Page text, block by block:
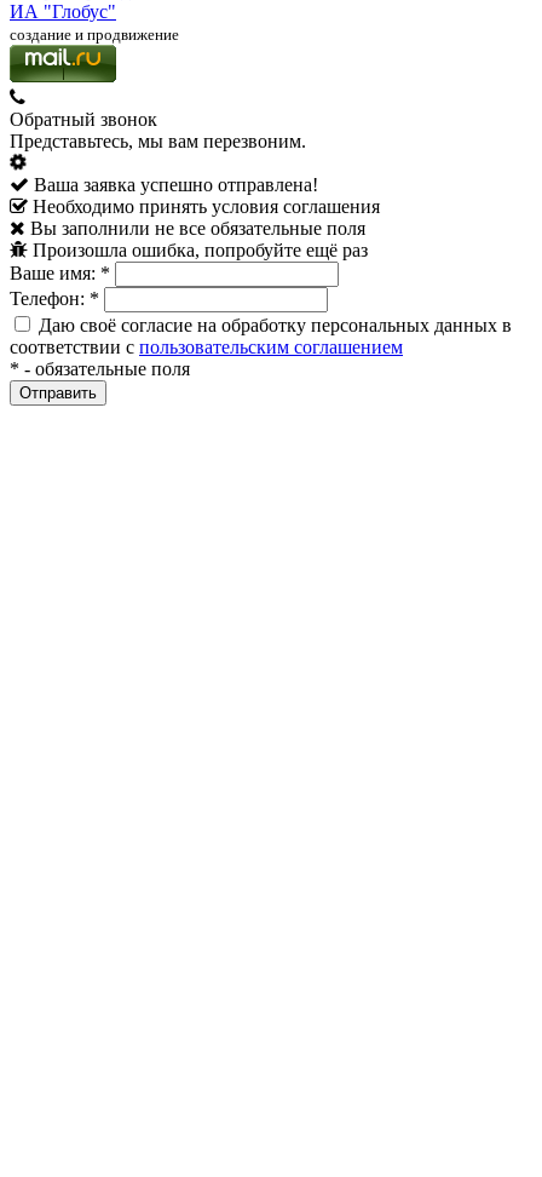
ИА "Глобус"
создание и продвижение
Обратный звонок
Представьтесь, мы вам перезвоним.
Ваша заявка успешно отправлена!
Необходимо принять условия соглашения
Вы заполнили не все обязательные поля
Произошла ошибка, попробуйте ещё раз
Ваше имя: *
Телефон: *
Даю своё согласие на обработку персональных данных в
соответствии с пользовательским соглашением
* - обязательные поля